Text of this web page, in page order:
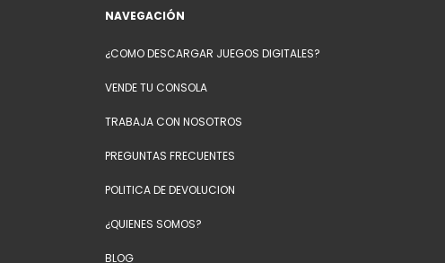
NAVEGACIÓN
¿COMO DESCARGAR JUEGOS DIGITALES?
VENDE TU CONSOLA
TRABAJA CON NOSOTROS
PREGUNTAS FRECUENTES
POLITICA DE DEVOLUCION
¿QUIENES SOMOS?
BLOG